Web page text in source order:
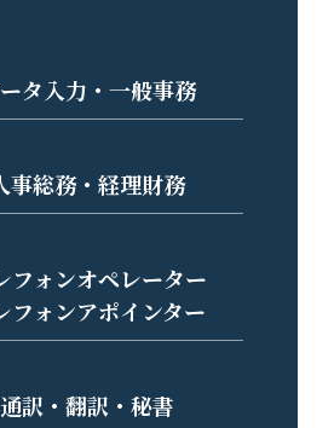
タ入力・一般事務
事総務・経理財務
フォンオペレーター
フォンアポインター
通訳・翻訳・秘書